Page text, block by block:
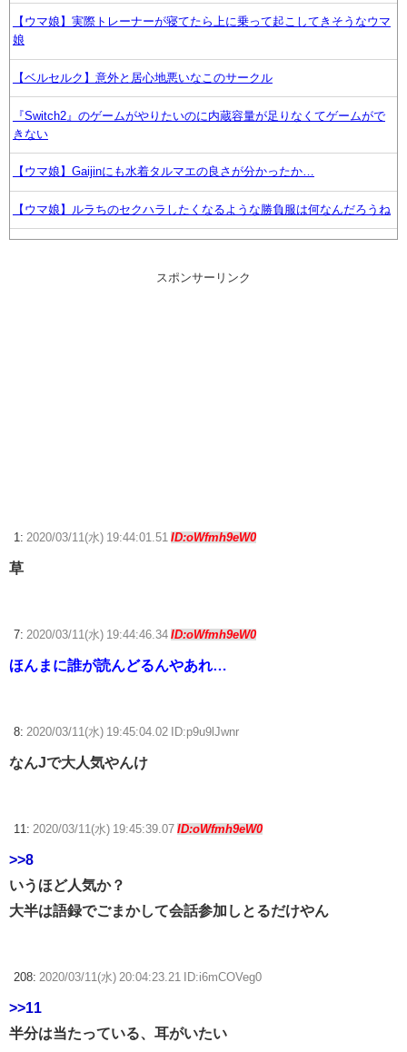
【ウマ娘】実際トレーナーが寝てたら上に乗って起こしてきそうなウマ
娘
【ベルセルク】意外と居心地悪いなこのサークル
『Switch2』のゲームがやりたいのに内蔵容量が足りなくてゲームがで
きない
【ウマ娘】Gaijinにも水着タルマエの良さが分かったか…
【ウマ娘】ルラちのセクハラしたくなるような勝負服は何なんだろうね
はどこがサバサバ？←ネチネチ気にしてる時点で自サバじゃない
【ウマ娘】ドイツと苫小牧どちらに住めばいいんだこれは…
Powered by livedoor 相互RSS
スポンサーリンク
1: 2020/03/11(水) 19:44:01.51 ID:oWfmh9eW0
草
7: 2020/03/11(水) 19:44:46.34 ID:oWfmh9eW0
ほんまに誰が読んどるんやあれ…
8: 2020/03/11(水) 19:45:04.02 ID:p9u9lJwnr
なんJで大人気やんけ
11: 2020/03/11(水) 19:45:39.07 ID:oWfmh9eW0
>>8
いうほど人気か？
大半は語録でごまかして会話参加しとるだけやん
208: 2020/03/11(水) 20:04:23.21 ID:i6mCOVeg0
>>11
半分は当たっている、耳がいたい